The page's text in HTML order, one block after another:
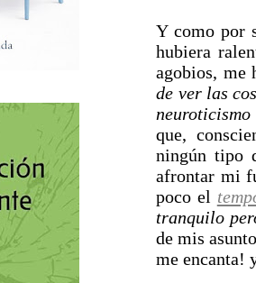
Y como por
hubiera
agobios, me
de ver las
neuroticismo
que,
ningún tipo
afrontar mi
poco el
tranquilo
de mis
me encanta!